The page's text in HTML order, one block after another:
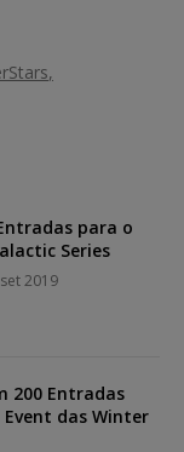
para o
Series
2019
200 Entradas
das Winter